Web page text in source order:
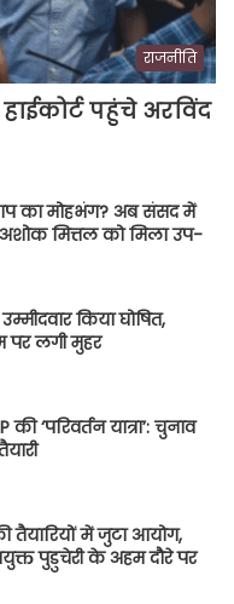
राजनीति
पहुंचे अरविंद
का मोहभंग? अब संसद में
मित्तल को मिला उप-
किया घोषित,
पर लगी मुहर
‘परिवर्तन यात्रा’: चुनाव
तैयारियों में जुटा आयोग,
पुडुचेरी के अहम दौरे पर